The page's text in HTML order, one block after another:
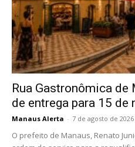
Rua Gastronômica de
de entrega para 15 de
Manaus Alerta - 7 de agosto de 2026
O prefeito de Manaus, Renato